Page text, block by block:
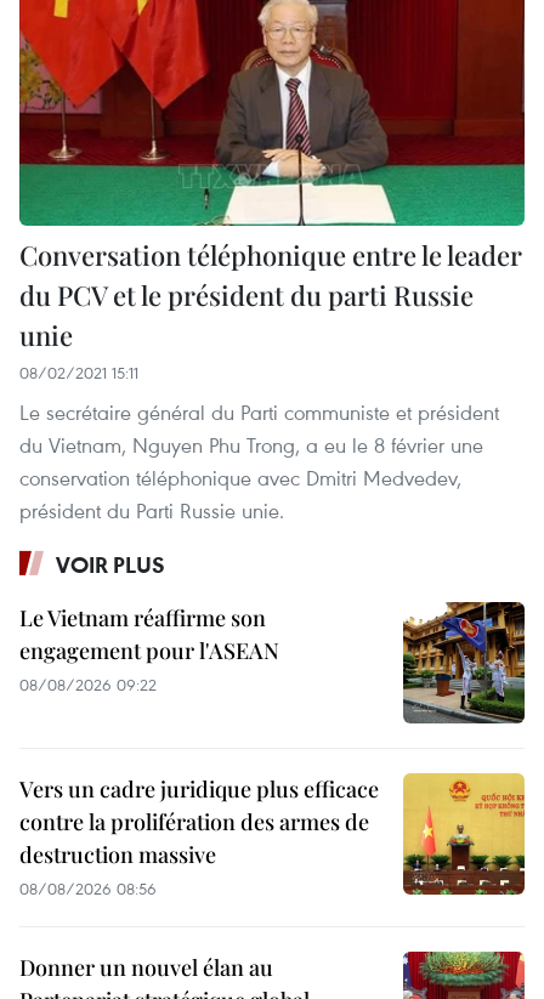
Conversation téléphonique entre le leader
du PCV et le président du parti Russie
unie
08/02/2021 15:11
Le secrétaire général du Parti communiste et président
du Vietnam, Nguyen Phu Trong, a eu le 8 février une
conservation téléphonique avec Dmitri Medvedev,
président du Parti Russie unie.
VOIR PLUS
Le Vietnam réaffirme son
engagement pour l'ASEAN
08/08/2026 09:22
Vers un cadre juridique plus efficace
contre la prolifération des armes de
destruction massive
08/08/2026 08:56
Donner un nouvel élan au